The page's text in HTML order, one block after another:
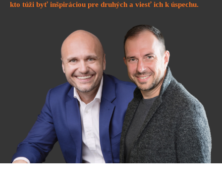
kto túži byť inšpiráciou pre druhých a viesť ich k úspechu.